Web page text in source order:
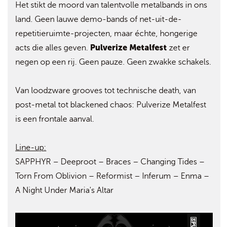
Het stikt de moord van talentvolle metalbands in ons
land. Geen lauwe demo-bands of net-uit-de-
repetitieruimte-projecten, maar échte, hongerige
acts die alles geven. Pulverize Metalfest zet er
negen op een rij. Geen pauze. Geen zwakke schakels.
Van loodzware grooves tot technische death, van
post-metal tot blackened chaos: Pulverize Metalfest
is een frontale aanval.
Line-up:
SAPPHYR – Deeproot – Braces – Changing Tides –
Torn From Oblivion – Reformist – Inferum – Enma –
A Night Under Maria's Altar